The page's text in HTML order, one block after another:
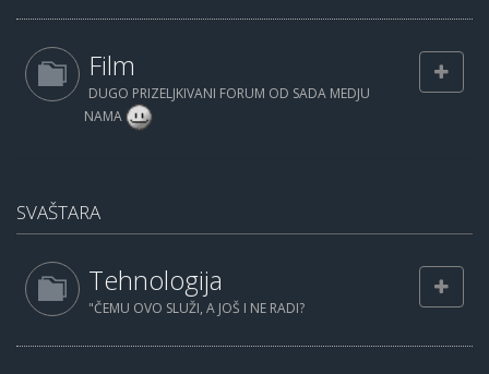
Film
DUGO PRIZELJKIVANI FORUM OD SADA MEDJU
NAMA
SVAŠTARA
Tehnologija
"ČEMU OVO SLUŽI, A JOŠ I NE RADI?